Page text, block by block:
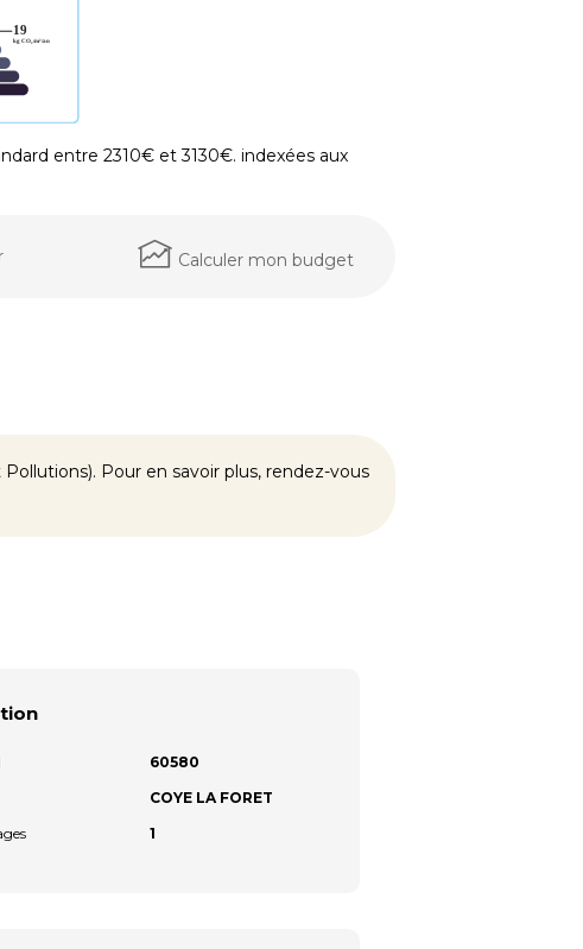
entre 2310€ et 3130€. indexées aux
Calculer mon budget
Pour en savoir plus, rendez-vous
60580
COYE LA FORET
1